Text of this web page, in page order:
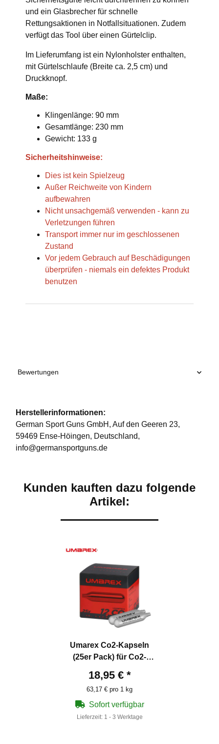
und ein Glasbrecher für schnelle
Rettungsaktionen in Notfallsituationen. Zudem
verfügt das Tool über einen Gürtelclip.
Im Lieferumfang ist ein Nylonholster enthalten,
mit Gürtelschlaufe (Breite ca. 2,5 cm) und
Druckknopf.
Maße:
Klingenlänge: 90 mm
Gesamtlänge: 230 mm
Gewicht: 133 g
Sicherheitshinweise:
Dies ist kein Spielzeug
Außer Reichweite von Kindern
aufbewahren
Nicht unsachgemäß verwenden - kann zu
Verletzungen führen
Transport immer nur im geschlossenen
Zustand
Vor jedem Gebrauch auf Beschädigungen
überprüfen - niemals ein defektes Produkt
benutzen
Bewertungen
Herstellerinformationen:
German Sport Guns GmbH, Auf den Geeren 23,
59469 Ense-Höingen, Deutschland,
info@germansportguns.de
Kunden kauften dazu folgende
Artikel:
Umarex Co2-Kapseln
(25er Pack) für Co2-
18,95 € *
63,17 € pro 1 kg
Sofort verfügbar
Lieferzeit: 1 - 3 Werktage